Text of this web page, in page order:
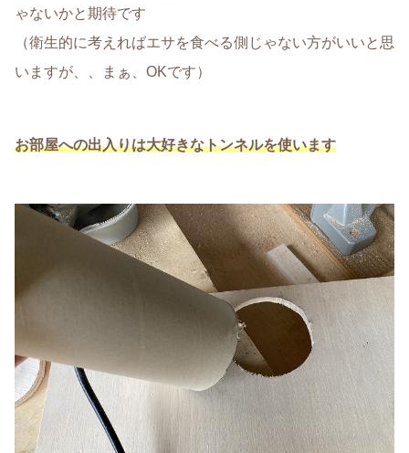
ゃないかと期待です
（衛生的に考えればエサを食べる側じゃない方がいいと思
いますが、、まぁ、OKです）
お部屋への出入りは大好きなトンネルを使います